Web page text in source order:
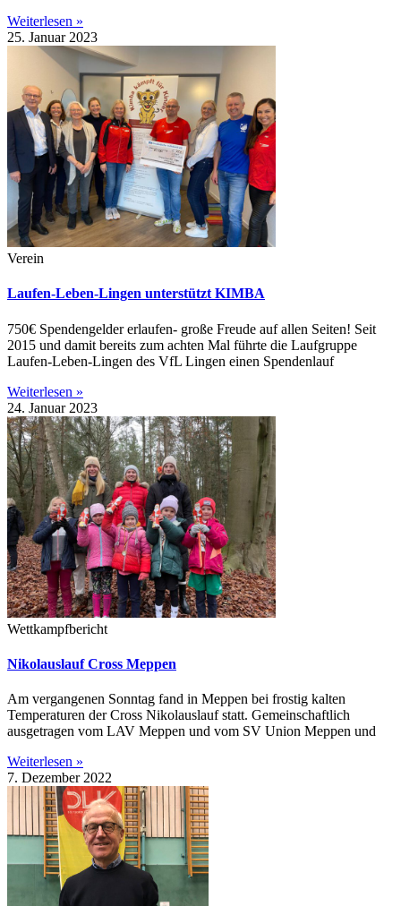
Weiterlesen »
25. Januar 2023
Verein
Laufen-Leben-Lingen unterstützt KIMBA
750€ Spendengelder erlaufen- große Freude auf allen Seiten! Seit
2015 und damit bereits zum achten Mal führte die Laufgruppe
Laufen-Leben-Lingen des VfL Lingen einen Spendenlauf
Weiterlesen »
24. Januar 2023
Wettkampfbericht
Nikolauslauf Cross Meppen
Am vergangenen Sonntag fand in Meppen bei frostig kalten
Temperaturen der Cross Nikolauslauf statt. Gemeinschaftlich
ausgetragen vom LAV Meppen und vom SV Union Meppen und
Weiterlesen »
7. Dezember 2022